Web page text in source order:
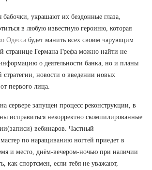
украшают их бездонные глаза,
в любую известную героиню, которая
Одесса будет манить всех своим чарующим
странице Германа Грефа можно найти не
о деятельности банка, но и планы
стратегии, новости о введении новых
первого лица.
сервере запущен процесс реконструкции, в
исправиться некорректно скомпилированные
вебинаров. Частный
по наращиванию ногтей приедет в
и место, днём-вечером-ночью при наличии
как спортсмен, если тебя не уважают,